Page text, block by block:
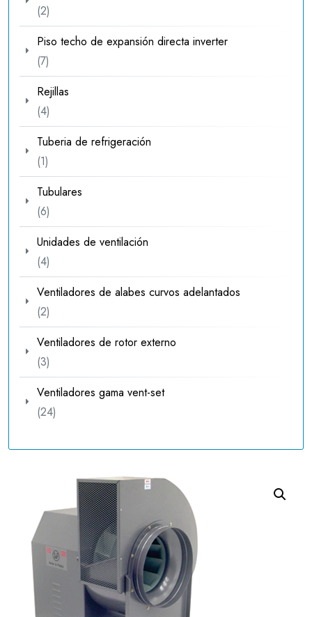
22
productos
Piso techo de expansión directa inverter
77
productos
Rejillas
44
productos
Tuberia de refrigeración
11
producto
Tubulares
66
productos
Unidades de ventilación
44
productos
Ventiladores de alabes curvos adelantados
22
productos
Ventiladores de rotor externo
33
productos
Ventiladores gama vent-set
2424